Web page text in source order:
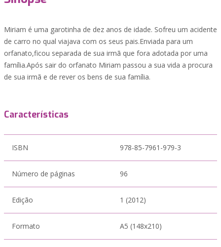
Miriam é uma garotinha de dez anos de idade. Sofreu um acidente
de carro no qual viajava com os seus pais.Enviada para um
orfanato,ficou separada de sua irmã que fora adotada por uma
família.Após sair do orfanato Miriam passou a sua vida a procura
de sua irmã e de rever os bens de sua família.
Características
ISBN 978-85-7961-979-3
Número de páginas 96
Edição 1 (2012)
Formato A5 (148x210)